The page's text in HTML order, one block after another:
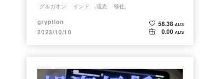
グルガオン インド 観光 移住
gryption
2023/10/10
58.38 ALIS
0.00 ALIS